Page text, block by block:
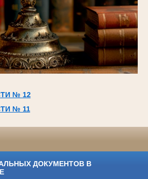
№ 12
№ 11
ДОКУМЕНТОВ В